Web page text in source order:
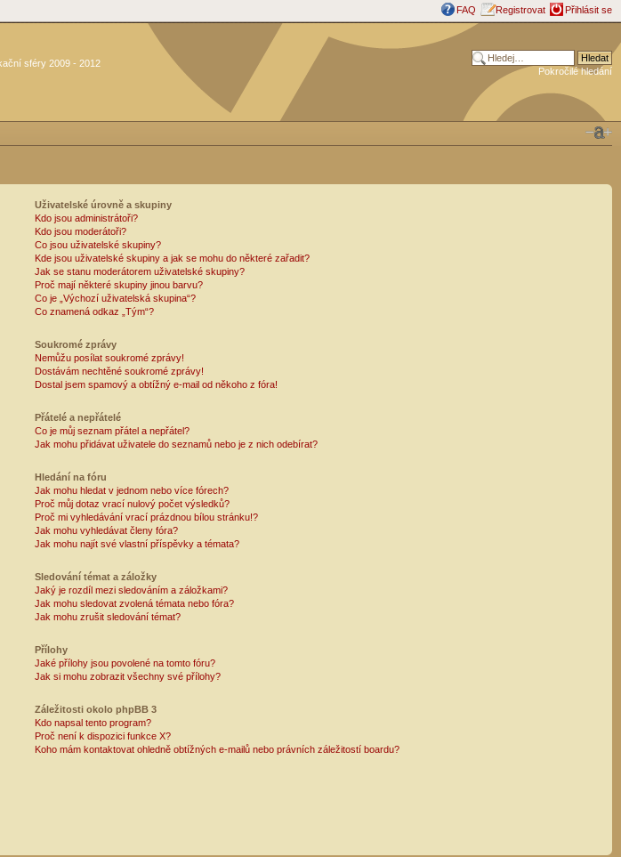
FAQ Registrovat Přihlásit se
sféry 2009 - 2012
Pokročilé hledání
Uživatelské úrovně a skupiny
Kdo jsou administrátoři?
Kdo jsou moderátoři?
Co jsou uživatelské skupiny?
Kde jsou uživatelské skupiny a jak se mohu do některé zařadit?
Jak se stanu moderátorem uživatelské skupiny?
Proč mají některé skupiny jinou barvu?
Co je „Výchozí uživatelská skupina“?
Co znamená odkaz „Tým“?
Soukromé zprávy
Nemůžu posílat soukromé zprávy!
Dostávám nechtěné soukromé zprávy!
Dostal jsem spamový a obtížný e-mail od někoho z fóra!
Přátelé a nepřátelé
Co je můj seznam přátel a nepřátel?
Jak mohu přidávat uživatele do seznamů nebo je z nich odebírat?
Hledání na fóru
Jak mohu hledat v jednom nebo více fórech?
Proč můj dotaz vrací nulový počet výsledků?
Proč mi vyhledávání vrací prázdnou bílou stránku!?
Jak mohu vyhledávat členy fóra?
Jak mohu najít své vlastní příspěvky a témata?
Sledování témat a záložky
Jaký je rozdíl mezi sledováním a záložkami?
Jak mohu sledovat zvolená témata nebo fóra?
Jak mohu zrušit sledování témat?
Přílohy
Jaké přílohy jsou povolené na tomto fóru?
Jak si mohu zobrazit všechny své přílohy?
Záležitosti okolo phpBB 3
Kdo napsal tento program?
Proč není k dispozici funkce X?
Koho mám kontaktovat ohledně obtížných e-mailů nebo právních záležitostí boardu?